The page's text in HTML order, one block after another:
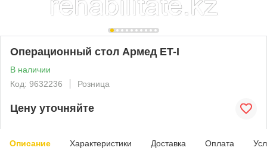
Операционный стол Армед ET-I
В наличии
Код: 9632236
Розница
Цену уточняйте
Описание Характеристики Доставка Оплата